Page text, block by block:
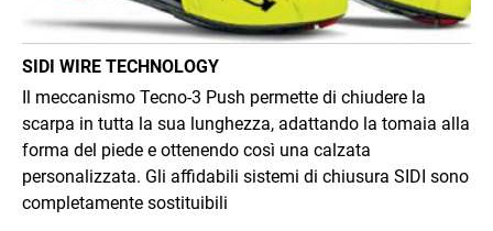
SIDI WIRE TECHNOLOGY
Il meccanismo Tecno-3 Push permette di chiudere la
scarpa in tutta la sua lunghezza, adattando la tomaia alla
forma del piede e ottenendo così una calzata
personalizzata. Gli affidabili sistemi di chiusura SIDI sono
completamente sostituibili